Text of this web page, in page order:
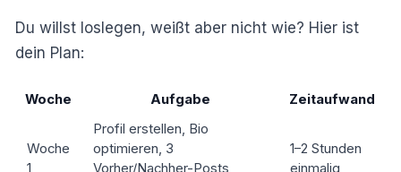
Du willst loslegen, weißt aber nicht wie? Hier ist
dein Plan:
Woche Aufgabe Zeitaufwand
Woche
1
Profil erstellen, Bio
optimieren, 3
Vorher/Nachher-Posts
1–2 Stunden
einmalig